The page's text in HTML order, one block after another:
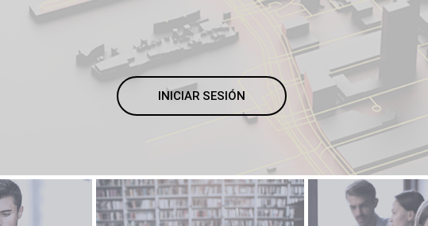
INICIAR SESIÓN